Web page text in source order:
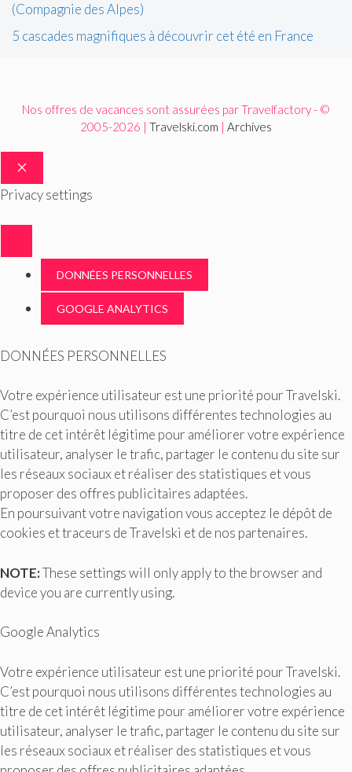
(Compagnie des Alpes)
5 cascades magnifiques à découvrir cet été en France
Nos offres de vacances sont assurées par Travelfactory - ©
2005-2026 | Travelski.com | Archives
FERMER
Privacy settings
DONNÉES PERSONNELLES
GOOGLE ANALYTICS
DONNÉES PERSONNELLES
Votre expérience utilisateur est une priorité pour Travelski.
C’est pourquoi nous utilisons différentes technologies au
titre de cet intérêt légitime pour améliorer votre expérience
utilisateur, analyser le trafic, partager le contenu du site sur
les réseaux sociaux et réaliser des statistiques et vous
proposer des offres publicitaires adaptées.
En poursuivant votre navigation vous acceptez le dépôt de
cookies et traceurs de Travelski et de nos partenaires.
NOTE:These settings will only apply to the browser and
device you are currently using.
Google Analytics
Votre expérience utilisateur est une priorité pour Travelski.
C’est pourquoi nous utilisons différentes technologies au
titre de cet intérêt légitime pour améliorer votre expérience
utilisateur, analyser le trafic, partager le contenu du site sur
les réseaux sociaux et réaliser des statistiques et vous